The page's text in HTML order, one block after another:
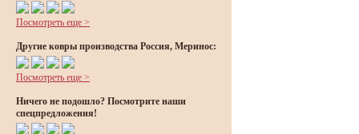
Посмотреть еще >
Другие ковры производства Россия, Меринос:
Посмотреть еще >
Ничего не подошло? Посмотрите наши
спецпредложения!